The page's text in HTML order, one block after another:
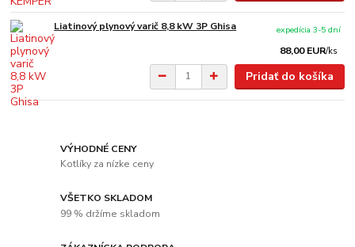
Liatinový plynový varič 8,8 kW 3P Ghisa
88,00 EUR/ks
expedícia 3-5 dní
Pridať do košíka
VÝHODNÉ CENY
Kotlíky za nízke ceny
VŠETKO SKLADOM
99 % držíme skladom